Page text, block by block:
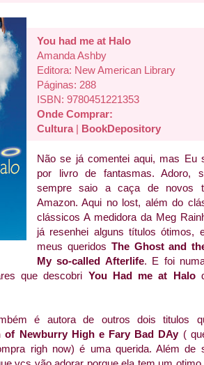
You had me at Halo
Amanda Ashby
Editora: New American Library
Páginas: 288
ISBN: 9780451221353
Onde Comprar:
Cultura| BookDepository
Não se já comentei aqui, mas Eu
por livro de fantasmas. Adoro,
sempre saio a caça de novos
Amazon. Aqui no lost, além do
clássicos A medidora da Meg
já resenhei alguns títulos ótimos,
meus queridos The Ghost and
My so-called Afterlife. E foi
que descobri You Had me at Halo
é autora de outros dois titulos
of Newburry High e Fary Bad DAy(
righ now) é uma querida. Além de